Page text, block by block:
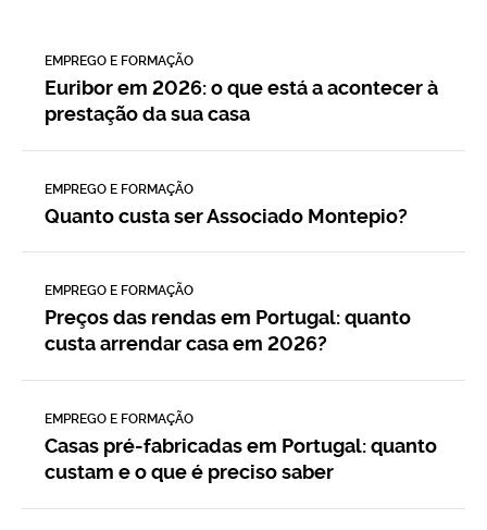
EMPREGO E FORMAÇÃO
Euribor em 2026: o que está a acontecer à
prestação da sua casa
EMPREGO E FORMAÇÃO
Quanto custa ser Associado Montepio?
EMPREGO E FORMAÇÃO
Preços das rendas em Portugal: quanto
custa arrendar casa em 2026?
EMPREGO E FORMAÇÃO
Casas pré-fabricadas em Portugal: quanto
custam e o que é preciso saber